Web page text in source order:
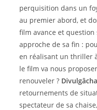
perquisition dans un
au premier abord, et
film avance et question
approche de sa fin :
en réalisant un thriller à
le film va nous
renouveler ?
retournements de
spectateur de sa